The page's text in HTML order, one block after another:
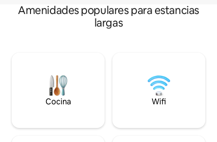
Amenidades populares para estancias
largas
Cocina Wifi